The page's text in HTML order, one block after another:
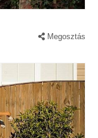
Megosztás